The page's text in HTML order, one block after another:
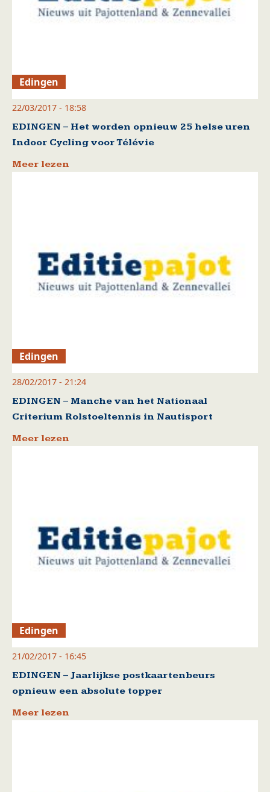
Edingen
22/03/2017 - 18:58
EDINGEN – Het worden opnieuw 25 helse uren
Indoor Cycling voor Télévie
Meer lezen
Edingen
28/02/2017 - 21:24
EDINGEN – Manche van het Nationaal
Criterium Rolstoeltennis in Nautisport
Meer lezen
Edingen
21/02/2017 - 16:45
EDINGEN – Jaarlijkse postkaartenbeurs
opnieuw een absolute topper
Meer lezen